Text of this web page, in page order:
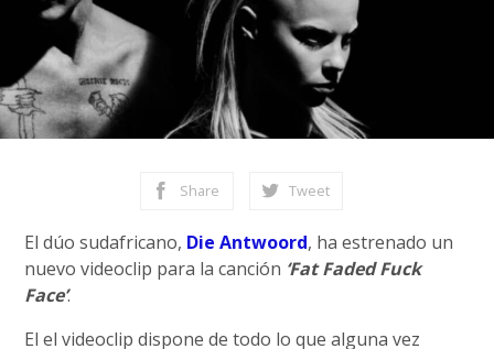
Share Tweet
El dúo sudafricano, Die Antwoord, ha estrenado un
nuevo videoclip para la canción ‘Fat Faded Fuck
Face’.
El el videoclip dispone de todo lo que alguna vez